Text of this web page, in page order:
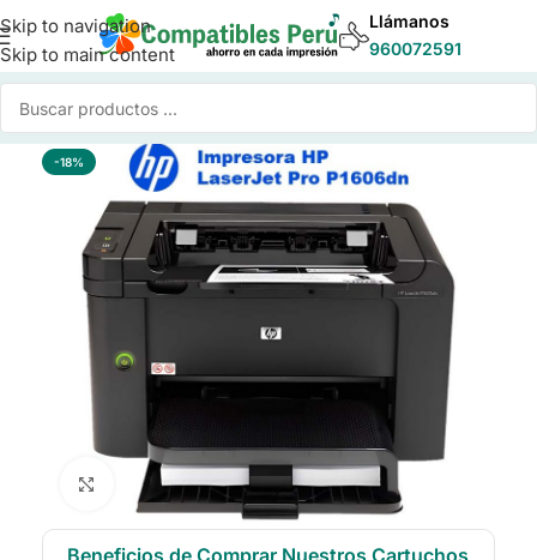
Skip to navigation
Skip to main content
Llámanos
960072591
Inicio/Impresora/Impresora HP
-18%
Click to enlarge